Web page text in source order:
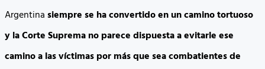
Argentinasiempre se ha convertido en un camino tortuoso
y la Corte Suprema no parece dispuesta a evitarle ese
camino a las víctimas por más que sea combatientes de